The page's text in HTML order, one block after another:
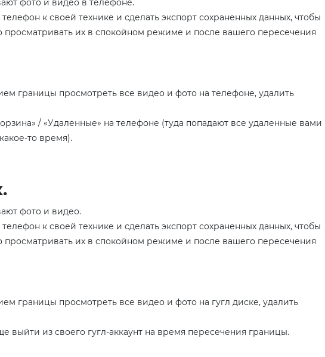
фото и видео в телефоне.
к своей технике и сделать экспорт сохраненных данных, чтобы
их в спокойном режиме и после вашего пересечения
границы просмотреть все видео и фото на телефоне, удалить
/ «Удаленные» на телефоне (туда попадают все удаленные вами
то время).
фото и видео.
к своей технике и сделать экспорт сохраненных данных, чтобы
их в спокойном режиме и после вашего пересечения
границы просмотреть все видео и фото на гугл диске, удалить
выйти из своего гугл-аккаунт на время пересечения границы.